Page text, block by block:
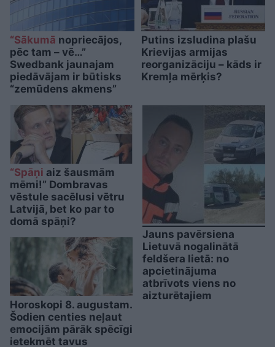
“Sākumā nopriecājos,
pēc tam – vē…”
Swedbank jaunajam
piedāvājam ir būtisks
“zemūdens akmens”
Putins izsludina plašu
Krievijas armijas
reorganizāciju – kāds ir
Kremļa mērķis?
“Spāņi aiz šausmām
mēmi!” Dombravas
vēstule sacēlusi vētru
Latvijā, bet ko par to
domā spāņi?
Horoskopi 8. augustam.
Šodien centies neļaut
emocijām pārāk spēcīgi
ietekmēt tavus
Jauns pavērsiena
Lietuvā nogalinātā
feldšera lietā: no
apcietinājuma
atbrīvots viens no
aizturētajiem